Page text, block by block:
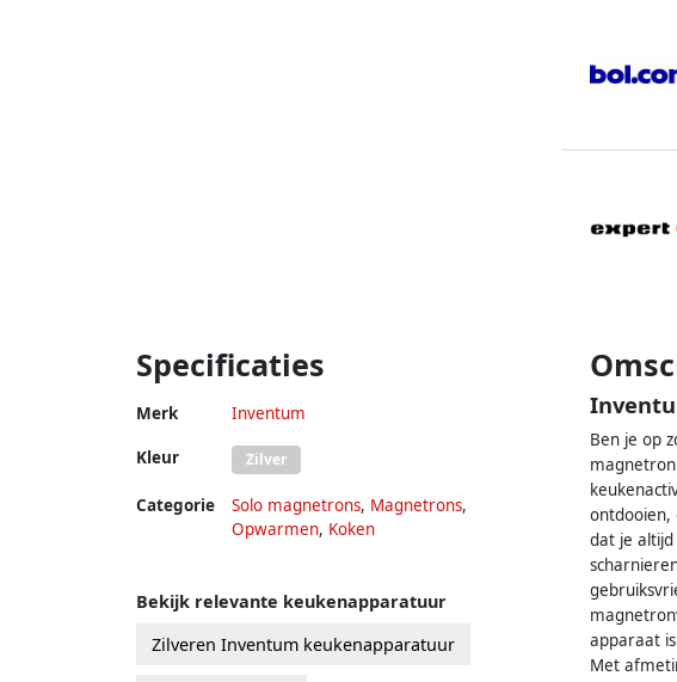
Specificaties
Merk Inventum
Kleur Zilver
Categorie Solo magnetrons, Magnetrons,
Opwarmen, Koken
Ben je op
ontdooien,
dat je
apparaat
Met
Bekijk relevante keukenapparatuur
Zilveren Inventum keukenapparatuur